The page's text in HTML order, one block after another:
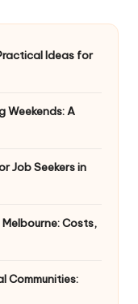
Ideas for
Weekends: A
Job Seekers in
Costs,
Communities: